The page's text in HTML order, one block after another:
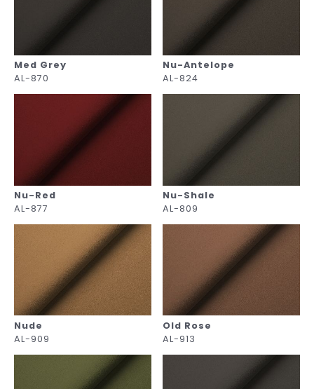
Med Grey
AL-870
Nu-Antelope
AL-824
Nu-Red
AL-877
Nu-Shale
AL-809
Nude
AL-909
Old Rose
AL-913